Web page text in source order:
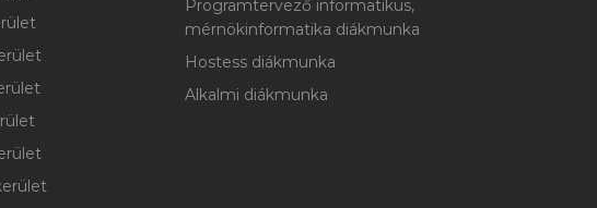
Programtervező informatikus,
mérnökinformatika diákmunka
Hostess diákmunka
Alkalmi diákmunka